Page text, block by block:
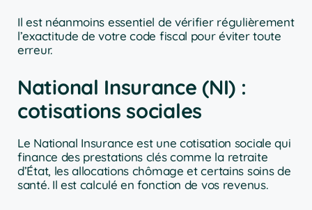
Il est néanmoins essentiel de vérifier régulièrement
l’exactitude de votre code fiscal pour éviter toute
erreur.
National Insurance (NI) :
cotisations sociales
Le National Insurance est une cotisation sociale qui
finance des prestations clés comme la retraite
d’État, les allocations chômage et certains soins de
santé. Il est calculé en fonction de vos revenus.